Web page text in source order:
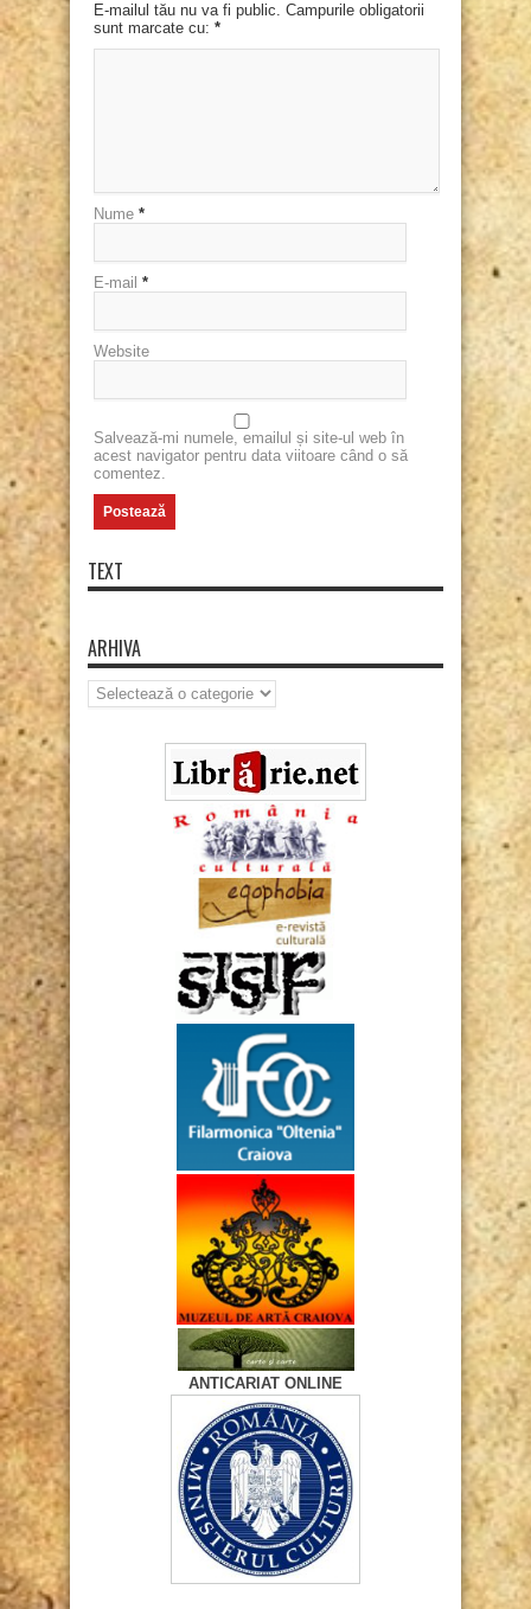
E-mailul tău nu va fi public. Campurile obligatorii
sunt marcate cu: *
Nume *
E-mail *
Website
Salvează-mi numele, emailul și site-ul web în
acest navigator pentru data viitoare când o să
comentez.
TEXT
ARHIVA
Arhiva
ANTICARIAT ONLINE